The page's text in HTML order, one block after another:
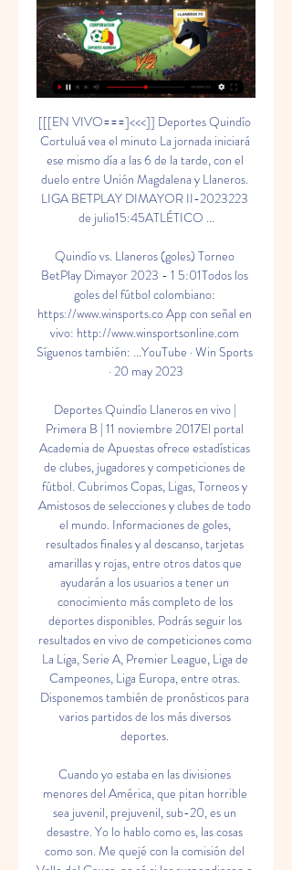
[[[EN VIVO===]<<<]] Deportes Quindío Cortuluá vea el minuto La jornada iniciará ese mismo día a las 6 de la tarde, con el duelo entre Unión Magdalena y Llaneros. LIGA BETPLAY DIMAYOR II-2023223 de julio15:45ATLÉTICO ...

Quindío vs. Llaneros (goles) Torneo BetPlay Dimayor 2023 - 1 5:01Todos los goles del fútbol colombiano: https://www.winsports.co App con señal en vivo: http://www.winsportsonline.com Síguenos también: ...YouTube · Win Sports · 20 may 2023

Deportes Quindío Llaneros en vivo | Primera B | 11 noviembre 2017El portal Academia de Apuestas ofrece estadísticas de clubes, jugadores y competiciones de fútbol. Cubrimos Copas, Ligas, Torneos y Amistosos de selecciones y clubes de todo el mundo. Informaciones de goles, resultados finales y al descanso, tarjetas amarillas y rojas, entre otros datos que ayudarán a los usuarios a tener un conocimiento más completo de los deportes disponibles. Podrás seguir los resultados en vivo de competiciones como La Liga, Serie A, Premier League, Liga de Campeones, Liga Europa, entre otras. Disponemos también de pronósticos para varios partidos de los más diversos deportes. 

Cuando yo estaba en las divisiones menores del América, que pitan horrible sea juvenil, prejuvenil, sub-20, es un desastre. Yo lo hablo como es, las cosas como son. Me quejé con la comisión del Valle del Cauca, no sé si los suspendieron o no”. González sufrió la expulsión de su preparador físico en la visita a Cortuluá en el reciente torneo sin justa causa, según su relato. Esto como retaliación de una disputa personal que tuvo con el juez central. Justamente para el entrenador, el ego de los encargados de impartir justicia está sobreponiéndose a la hora de tomar decisión, razón por la cual el arbitraje se ve envuelto en tantas polémicas. 

vs AMÉRICA DE CALI LIGA BETPLAY DIMAYOR II-2023151 de octubre16:00ONCE CALDAS DAF vs INDEPENDIENTE MEDELLÍN LIGA BETPLAY DIMAYOR II-2023151 de octubre18:10MILLONARIOS FC vs UNIÓN MAGDALENA LIGA BETPLAY DIMAYOR II-2023151 de octubre20:20DEPORTIVO CALI vs ALIANZA PETROLERA TORNEO BETPLAY DIMAYOR II-2023142 de octubre18:00DEPORTES QUINDÍO vs ORSOMARSO SC TORNEO BETPLAY DIMAYOR II-2023142 de octubre18:00CORTULUÁ FC vs REAL CARTAGENA LIGA BETPLAY DIMAYOR II-2023152 de octubre20:10ATLÉTICO HUILA vs LA EQUIDAD TORNEO BETPLAY DIMAYOR II-2023143 de octubre20:15LEONES FC vs REAL SOACHA CUNDINAMARCA COPA BETPLAY DIMAYOR 202354 de octubre18:00DEPORTIVO PEREIRA FC S. 

A. COPA BETPLAY DIMAYOR 2023527 de septiembre20:30ÁGUILAS DORADAS vs ATLÉTICO NACIONAL COPA BETPLAY DIMAYOR 2023528 de septiembre16:00CÚCUTA DEPORTIVO vs INDEPENDIENTE MEDELLÍN COPA BETPLAY DIMAYOR 2023528 de septiembre20:00MILLONARIOS FC vs ALIANZA PETROLERA LIGA BETPLAY DIMAYOR II-20231529 de septiembre18:00JAGUARES FC vs JUNIOR FC LIGA BETPLAY DIMAYOR II-20231529 de septiembre20:10DEPORTES TOLIMA vs BOYACÁ CHICÓ FC LIGA BETPLAY DIMAYOR II-20231530 de septiembre16:00ATLÉTICO BUCARAMANGA vs INDEPENDIENTE SANTA FE LIGA BETPLAY DIMAYOR II-20231530 de septiembre18:10ATLÉTICO NACIONAL vs ENVIGADO FC LIGA BETPLAY DIMAYOR II-20231530 de septiembre19:00ÁGUILAS DORADAS vs DEPORTIVO PASTO LIGA BETPLAY DIMAYOR II-20231530 de septiembre20:20DEPORTIVO PEREIRA FC S. 

A. vs UNIÓN MAGDALENA LIGA BETPLAY DIMAYOR II-20231321 de septiembre17:45DEPORTES TOLIMA vs ENVIGADO FC LIGA BETPLAY DIMAYOR II-20231321 de septiembre18:10ATLÉTICO BUCARAMANGA vs DEPORTIVO PASTO LIGA BETPLAY DIMAYOR II-20231321 de septiembre20:20MILLONARIOS FC vs ATLÉTICO HUILA LIGA BETPLAY DIMAYOR II-20231322 de septiembre16:30JAGUARES FC vs ALIANZA PETROLERA LIGA BETPLAY DIMAYOR II-20231322 de septiembre18:40ONCE CALDAS DAF vs LA EQUIDAD LIGA BETPLAY DIMAYOR II-20231322 de septiembre20:50DEPORTIVO CALI vs INDEPENDIENTE MEDELLÍN LIGA BETPLAY DIMAYOR II-20231423 de septiembre16:00BOYACÁ CHCÓ FC vs ÁGUILAS DORADAS TORNEO BETPLAY DIMAYOR II-20231323 de septiembre18:10REAL CARTAGENA vs DEPORTES QUINDÍO LIGA BETPLAY DIMAYOR II-20231423 de septiembre20:20AMÉRICA DE CALI vs ATLÉTICO NACIONAL LIGA BETPLAY DIMAYOR II-20231424 de septiembre16:00ENVIGADO FC vs MILLONARIOS FC LIGA BETPLAY DIMAYOR II-20231424 de septiembre18:10INDEPENDIENTE SANTA FE vs DEPORTIVO PEREIRA FC S. 

Deportes Quindío América de Cali vs Boyacá Chicó, EN VIVO en la fecha 12 de la Liga 2023 II del fútbol colombiano. Publicidad.

Marcador en vivo, Retransmisión y enfrentamientos directos 9/19/2023. Previsualizar partido Deportes Quindío vs Llaneros FC, equipo, hora de comienzo. Tribuna. comTorneo Postobón12 Jornada, Estadio: Estadio CentenarioEstadísticasPosesiónDisparos a puertaDisparos fueraFaltasCórnersFaltasFueras de juegoMejores casas de apuestasObtener bono de bienvenida 122€Obtener 150% de bono hasta 222€Obtener 25€ en apuestas gratisObtener bono de bienvenida hasta 350%Obtener 30€ en apuestas gratisDetalles del partidoHead - to - Headúltimo 20 partidosDeportes Quindío9VictoriasLlaneros FC6VictoriasTorneo Postobón. 

Deportes Quindío vs. Llaneros (19 de Sep., 2023) Resultados en Vivo - ESPNInformación del partidoCentenario de Armenia5:05 PM, 19 de Septiembre, 2023Armenia, Colombia Historial recienteÚLTIMOS CINCO PARTIDOSFechaCOMPETENCIALlaneros2 - 0Deportes Quindío11 de Jun., 2023Primera B ColombiaDeportes Quindío2 - 2Llaneros19 de May., 2023Primera B ColombiaLlaneros1 - 0Deportes Quindío14 de Abr., 2023Primera B ColombiaLlaneros1 - 0Deportes Quindío3 de Oct., 2022Primera B ColombiaLlaneros2 - 0Deportes Quindío17 de Mar., 2022Copa ColombiaPosiciones Primera B ColombiaEquipoJGEPDIFPTSFortaleza CEIF11911+1128Cúcuta Deportivo11632+721Llaneros10622+820Real Cartagena11452+217Barranquilla FC11452+217Atlético FC11515016Leones11425+214Real Santander11353-214Deportes Quindío11353-214Cortuluá11344+313Boca Juniors de Cali11344-213Patriotas10334-112Real Soacha Cundinamarca11254-411Bogotá FC11326-411Orsomarso SC11227-108Tigres11137-106Noticias - Prim B COLPatriotas se coronó campeón en el Torneo BetPlay DimayorLos Lanceros se coronaron gracias a la ventaja que obtuvieron en la primera final. 

Jersson González, DT de Llaneros FC, amplió su denuncia contra el arbitraje en Colombia: un juez lo amenazoJersson González clasificó a los cuadrangulares semifinales como líder de la fase todos contra todos con Llaneros FCLa primera jornada de los cuadrangulares semifinales en el torneo de ascenso de Colombia no fue ajena a los constantes errores arbitrales en los que se ve inmiscuido el fútbol colombiano. El partido entre Deportes Quindío y Llaneros FC estuvo en el ojo del huracán luego de que el juez central Gustavo Cortes de Bogotá sancionara un penalti del cual se retractó minutos más tardes. 

A. LIGA BETPLAY DIMAYOR II-20231424 de septiembre20:20JUNIOR FC vs DEPORTES TOLIMA TORNEO BETPLAY DIMAYOR II-20231325 de septiembre14:00REAL SOACHA CUNDINAMARCA vs FORTALEZA CEIF LIGA BETPLAY DIMAYOR II-20231425 de septiembre16:15LA EQUIDAD vs JAGUARES FC LIGA BETPLAY DIMAYOR II-20231425 de septiembre18:25ALIANZA PETROLERA vs ONCE CALDAS DAF LIGA BETPLAY DIMAYOR II-20231425 de septiembre20:35INDEPENDIENTE MEDELLÍN vs ATLÉTICO BUCARAMANGA TORNEO BETPLAY DIMAYOR II-20231326 de septiembre16:00LEONES FC vs BARRANQUILLA FC LIGA BETPLAY DIMAYOR II-20231426 de septiembre18:15UNIÓN MAGDALENA vs DEPORTIVO CALI LIGA BETPLAY DIMAYOR II-20231426 de septiembre20:30DEPORTIVO PASTO vs ATLÉTICO HUILA COPA BETPLAY DIMAYOR 2023527 de septiembre18:15INDEPENDIENTE SANTA FE vs DEPORTIVO PEREIRA FC S. 

Te puede interesar: Este sería el “número mágico” para clasificar a los cuadrangulares semifinales en el fútbol colombiano“Cuando tengo el partido en Yumbo, se me acerca el árbitro al oído y me amenaza. Me dice: ‘Te acordás cuando me fuiste a poner la queja, hoy vas a ver quién gana’. Cómo puede ser una cosa de esas y se armó un lío. Al amenazarme todo el mundo se le fue encima. ¿Qué hizo el árbitro? Sencillo, expulsó al preparador físico de nosotros, sin tener nada que ver. 

Llaneros vs. Quindío (goles) | Torneo BetPlay Dimayor 2023-I 4:19Todos los goles del fútbol colombiano: https://www.winsports.co App con señal en vivo: http://www.winsportsonline.com Síguenos también: ...YouTube · Win Sports · 11 jun 2023

LLANEROS VS. DEPORTES QUINDÍO - TORNEO I 2023 2:33:20Todos los partidos del Deportes Quindío con el sello de Eje Noticias Radio Comentarios: Ustedes Relato: Carlos Alberto Serna Análisis: ...YouTube · El Eje Medio Alternativo · 15 abr 2023

A pesar de que estos pronósticos representan la opinión fundamentada de nuestros editores profesionales, no recomendamos que las sugerencias de apuesta sean seguidas de forma ciega, ya que solamente indican algunas de las conclusiones y expectativas personales del editor en cuanto a ese partido. Estas previsiones y análisis no están libres de errores y deberá ser responsabilidad del lector percibir como usar estos textos auxiliares en su forma de apostar. 

”Jersson González denunció algo más grave aún que vivió durante la fase todos contra todos del primer semestre del Torneo BetPlay 2023. La situación se remonta a la época del director técnico como entrenador de las divisiones menores de América de Cali en uno de los encuentros del torneo nacional juvenil de la Federación Colombiana de Fútbol. “Jugamos un partido contra Cortuluá y el cuatro árbitro armó un lío en el banco de nosotros. Resulta que ese árbitro es del Valle del Cauca y yo soy de Cali. 

LlanerosEl director técnico prosiguió con sus descargos, enumerando las jugadas dudosas del encuentro que terminó en empate 2-2. Los goles de los locales fueron de Juan Villamayor y Jhon Gamboa, mientras que por los visitantes marcaron el mismo Jhon Gamboa en propia puerta y Harold Reina. Te puede interesar: Alerta en la Dimayor: las recientes goleadas en la Liga BetPlay estarían relacionadas con apuestas“El fuera de lugar tan grande, nadie habla del primer gol del Quindío, tengo la jugada y lo muestro: no hay falta, no había. La pitó, listo, llegó el gol y no hay problema. 

Quindío vs. Llaneros (3-0) | Copa BetPlay Dimayor 2022 - Ida 3:56Señal en